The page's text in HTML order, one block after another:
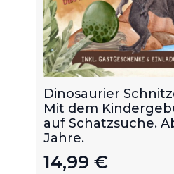
Dinosaurier
Mit dem
auf Schatzsuche.
Jahre.
14,99 €